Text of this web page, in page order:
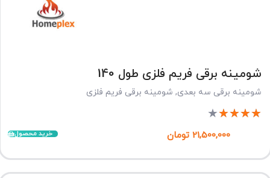
شومینه برقی فریم فلزی طول 140
شومینه برقی سه بعدی, شومینه برقی فریم فلزی
★
★
★
★
★
21,500,000 تومان خرید محصول